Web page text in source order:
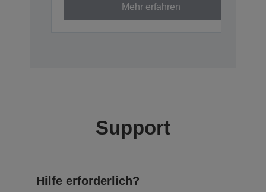
Mehr erfahren
Support
Hilfe erforderlich?